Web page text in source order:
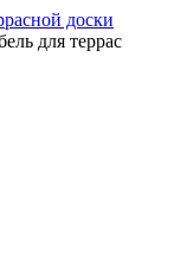
доски
для террас